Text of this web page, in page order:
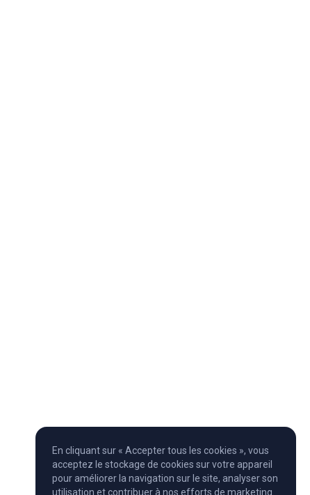
En cliquant sur « Accepter tous les cookies », vous
acceptez le stockage de cookies sur votre appareil
pour améliorer la navigation sur le site, analyser son
utilisation et contribuer à nos efforts de marketing.